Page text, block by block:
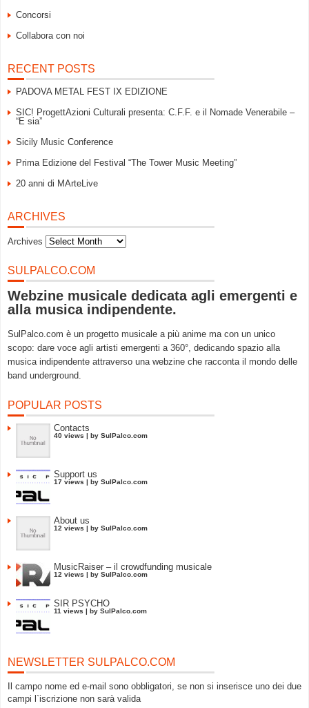
Concorsi
Collabora con noi
RECENT POSTS
PADOVA METAL FEST IX EDIZIONE
SIC! ProgettAzioni Culturali presenta: C.F.F. e il Nomade Venerabile –
“E sia”
Sicily Music Conference
Prima Edizione del Festival “The Tower Music Meeting”
20 anni di MArteLive
ARCHIVES
Archives
SULPALCO.COM
Webzine musicale dedicata agli emergenti e
alla musica indipendente.
SulPalco.com è un progetto musicale a più anime ma con un unico
scopo: dare voce agli artisti emergenti a 360°, dedicando spazio alla
musica indipendente attraverso una webzine che racconta il mondo delle
band underground.
POPULAR POSTS
Contacts
40 views | by SulPalco.com
Support us
17 views | by SulPalco.com
About us
12 views | by SulPalco.com
MusicRaiser – il crowdfunding musicale
12 views | by SulPalco.com
SIR PSYCHO
11 views | by SulPalco.com
NEWSLETTER SULPALCO.COM
Il campo nome ed e-mail sono obbligatori, se non si inserisce uno dei due
campi l`iscrizione non sarà valida